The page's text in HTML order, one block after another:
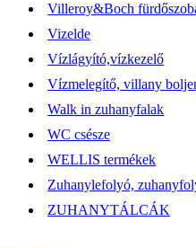
Villeroy&Boch
Vizelde
Vízlágyító,vízkezelő
Vízmelegítő, villany
Walk in zuhanyfalak
WC csésze
WELLIS termékek
Zuhanylefolyó,
ZUHANYTÁLCÁK